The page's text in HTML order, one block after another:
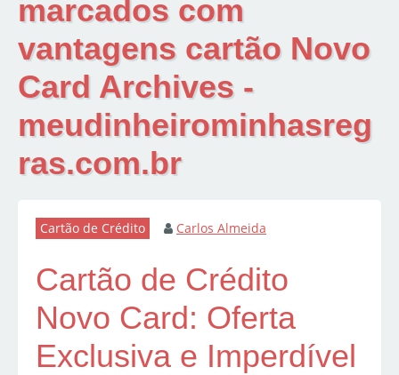
marcados com
vantagens cartão Novo
Card Archives -
meudinheirominhasreg
ras.com.br
Cartão de Crédito Carlos Almeida
Cartão de Crédito
Novo Card: Oferta
Exclusiva e Imperdível